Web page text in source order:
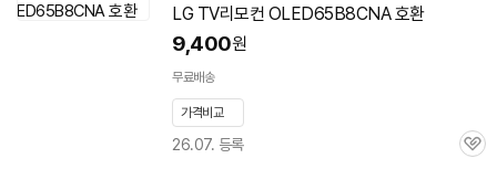
LG TV리모컨 OLED65B8CNA 호환
9,400원
무료배송
가격비교
26.07. 등록
관